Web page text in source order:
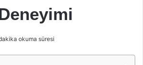
okuma süresi